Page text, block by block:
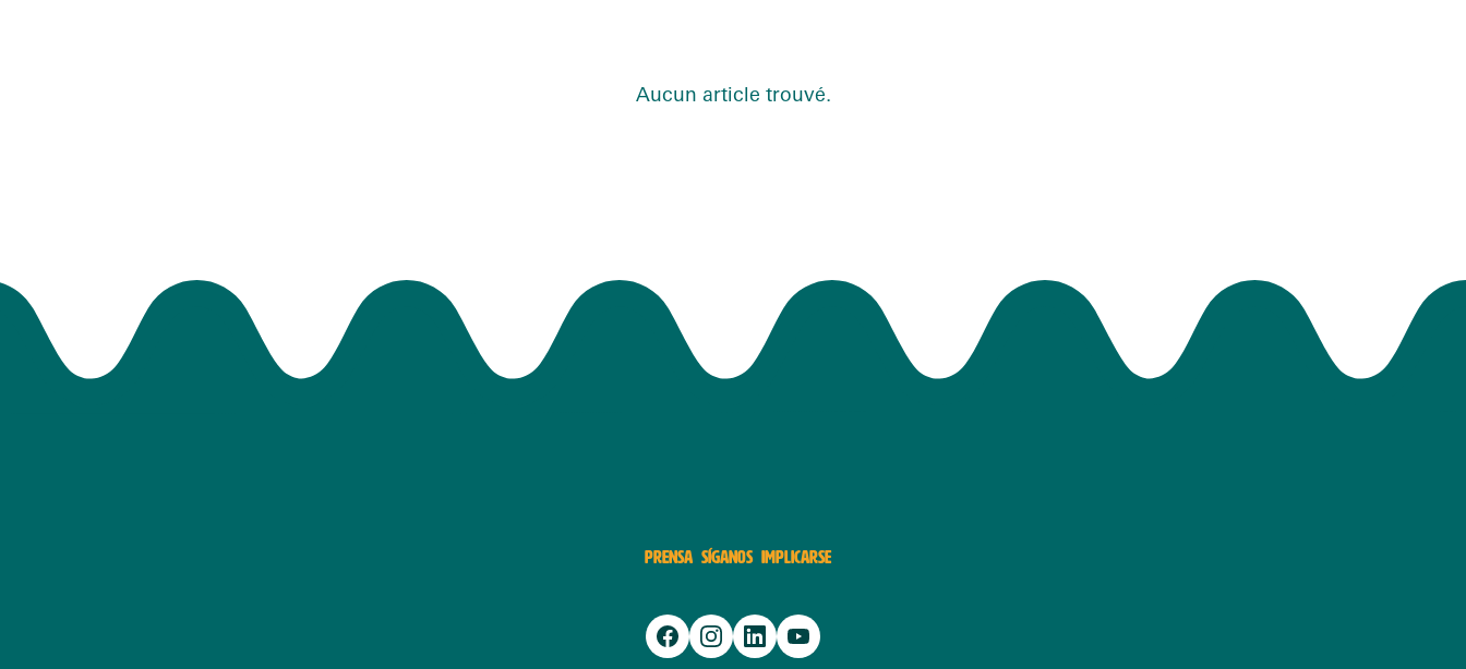
Aucun article trouvé.
PRENSA SÍGANOS IMPLICARSE